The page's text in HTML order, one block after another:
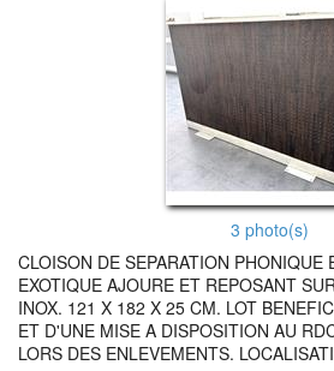
3 photo(s)
CLOISON DE SEPARATION PHONIQUE
EXOTIQUE AJOURE ET REPOSANT
INOX. 121 X 182 X 25 CM. LOT
ET D'UNE MISE A DISPOSITION AU
LORS DES ENLEVEMENTS.